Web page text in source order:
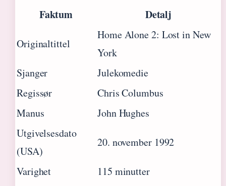
Faktum Detalj
Originaltittel
Home Alone 2: Lost in New
York
Sjanger
Julekomedie
Regissør
Chris Columbus
Manus
John Hughes
Utgivelsesdato
(USA)
20. november 1992
Varighet
115 minutter